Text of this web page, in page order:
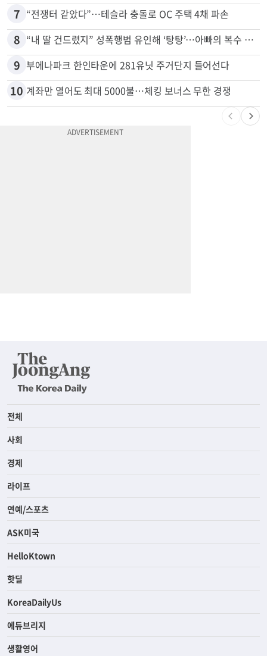
7 “전쟁터 같았다”…테슬라 충돌로 OC 주택 4채 파손
8 “내 딸 건드렸지” 성폭행범 유인해 ‘탕탕’…아빠의 복수 결말
9 부에나파크 한인타운에 281유닛 주거단지 들어선다
10 계좌만 열어도 최대 5000불…체킹 보너스 무한 경쟁
전체
사회
경제
라이프
연예/스포츠
ASK미국
HelloKtown
핫딜
KoreaDailyUs
에듀브리지
생활영어